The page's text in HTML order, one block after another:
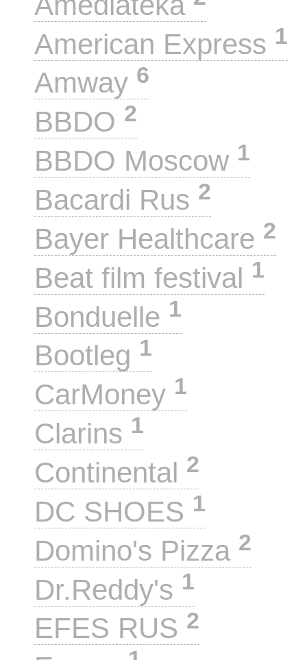
American Express 1
Amway 6
BBDO 2
BBDO Moscow 1
Bacardi Rus 2
Bayer Healthcare 2
Beat film festival 1
Bonduelle 1
Bootleg 1
CarMoney 1
Clarins 1
Continental 2
DC SHOES 1
Domino's Pizza 2
Dr.Reddy's 1
EFES RUS 2